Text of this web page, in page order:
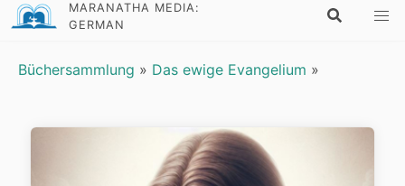
MARANATHA MEDIA:
GERMAN
Büchersammlung » Das ewige Evangelium »